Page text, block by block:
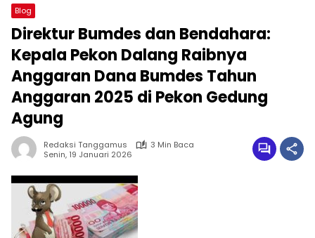
Blog
Direktur Bumdes dan Bendahara:
Kepala Pekon Dalang Raibnya
Anggaran Dana Bumdes Tahun
Anggaran 2025 di Pekon Gedung
Agung
Redaksi Tanggamus
3 Min Baca
Senin, 19 Januari 2026